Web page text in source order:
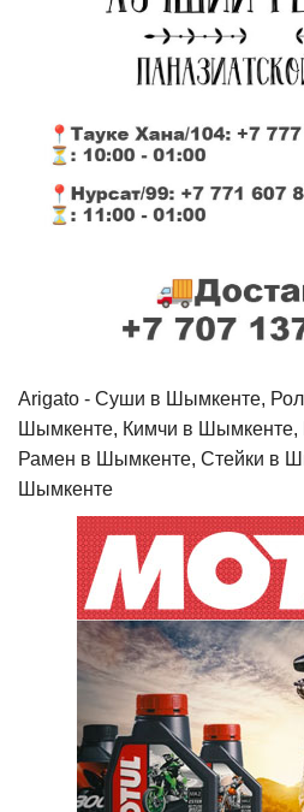
Arigato - Cуши в Шымкенте,
Шымкенте, Кимчи в
Рамен в Шымкенте, Стейки в
Шымкенте